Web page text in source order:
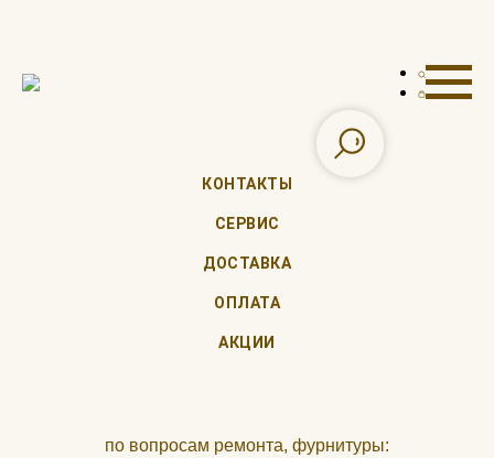
КОНТАКТЫ
СЕРВИС
ДОСТАВКА
ОПЛАТА
АКЦИИ
по вопросам ремонта, фурнитуры: